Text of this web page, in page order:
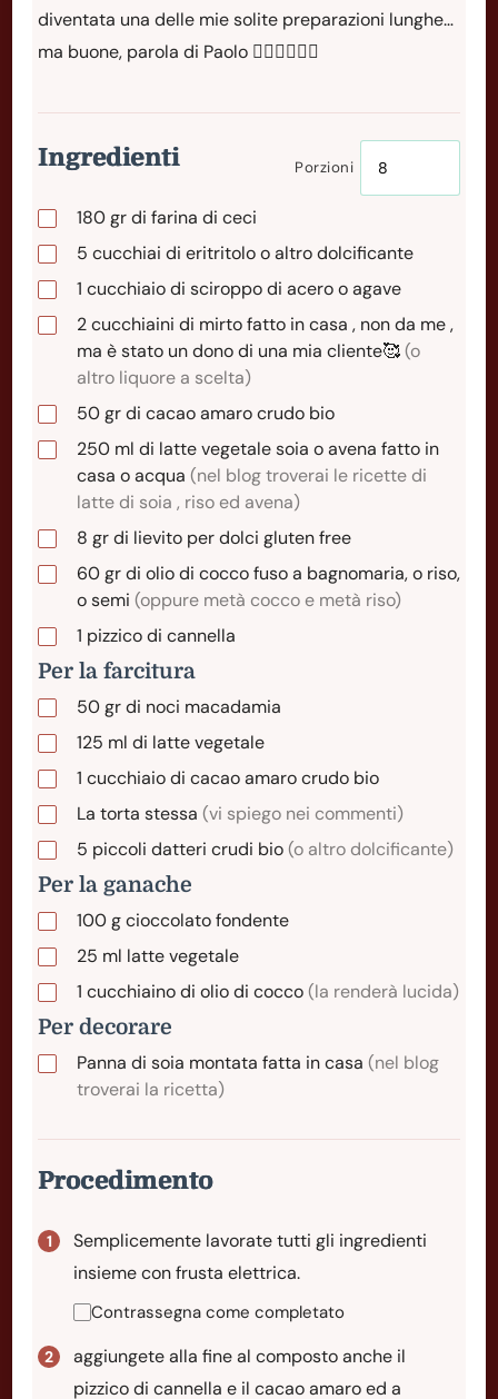
diventata una delle mie solite preparazioni lunghe…
ma buone, parola di Paolo 🤷🏼‍♂️🙋🏼‍♂️
Ingredienti Porzioni
180grdi farina di ceci
5 cucchiai di eritritolo o altro dolcificante
1 cucchiaiodi sciroppo di acero o agave
2cucchiaini di mirto fatto in casa , non da me ,
ma è stato un dono di una mia cliente🥰(o
altro liquore a scelta)
50grdi cacao amaro crudo bio
250 ml di latte vegetale soia o avena fatto in
casa o acqua (nel blog troverai le ricette di
latte di soia , riso ed avena)
8 grdi lievito per dolci gluten free
60grdi olio di cocco fuso a bagnomaria, o riso,
o semi (oppure metà cocco e metà riso)
1 pizzicodi cannella
Per la farcitura
50grdi noci macadamia
125 ml di latte vegetale
1 cucchiaiodi cacao amaro crudo bio
La torta stessa (vi spiego nei commenti)
5 piccoli datteri crudi bio(o altro dolcificante)
Per la ganache
100gcioccolato fondente
25 ml latte vegetale
1 cucchiainodi olio di cocco(la renderà lucida)
Per decorare
Panna di soia montata fatta in casa (nel blog
troverai la ricetta)
Procedimento
Semplicemente lavorate tutti gli ingredienti
insieme con frusta elettrica.
Contrassegna come completato
aggiungete alla fine al composto anche il
pizzico di cannella e il cacao amaro ed a